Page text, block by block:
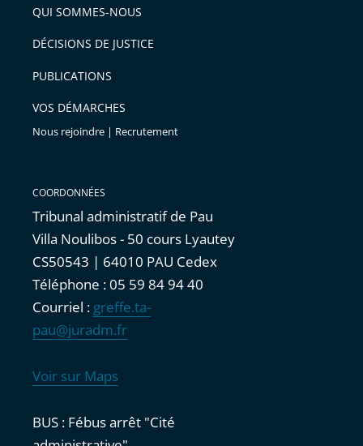
arriver
après
l'article
pour
avant
QUI SOMMES-NOUS
DÉCISIONS DE JUSTICE
PUBLICATIONS
VOS DÉMARCHES
Nous rejoindre | Recrutement
COORDONNÉES
Tribunal administratif de Pau
Villa Noulibos - 50 cours Lyautey
CS50543 | 64010 PAU Cedex
Téléphone : 05 59 84 94 40
Courriel : greffe.ta-
pau@juradm.fr
Voir sur Maps
BUS : Fébus arrêt "Cité